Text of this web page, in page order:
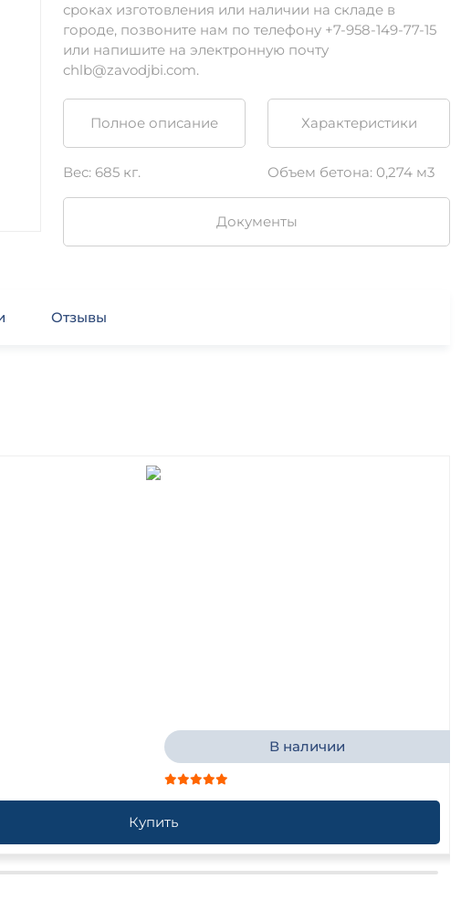
сроках изготовления или наличии на складе в
городе, позвоните нам по телефону +7-958-149-77-15
или напишите на электронную почту
chlb@zavodjbi.com.
Полное описание Характеристики
Вес: 685 кг. Объем бетона: 0,274 м3
Документы
Отзывы
В наличии
Купить